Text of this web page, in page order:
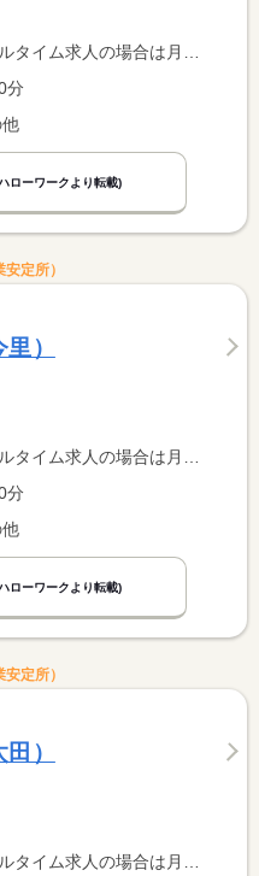
、パート求人の場合は時間額を表示しています。
分
ローワークより転載)
定所）
）
、パート求人の場合は時間額を表示しています。
分
ローワークより転載)
定所）
）
、パート求人の場合は時間額を表示しています。